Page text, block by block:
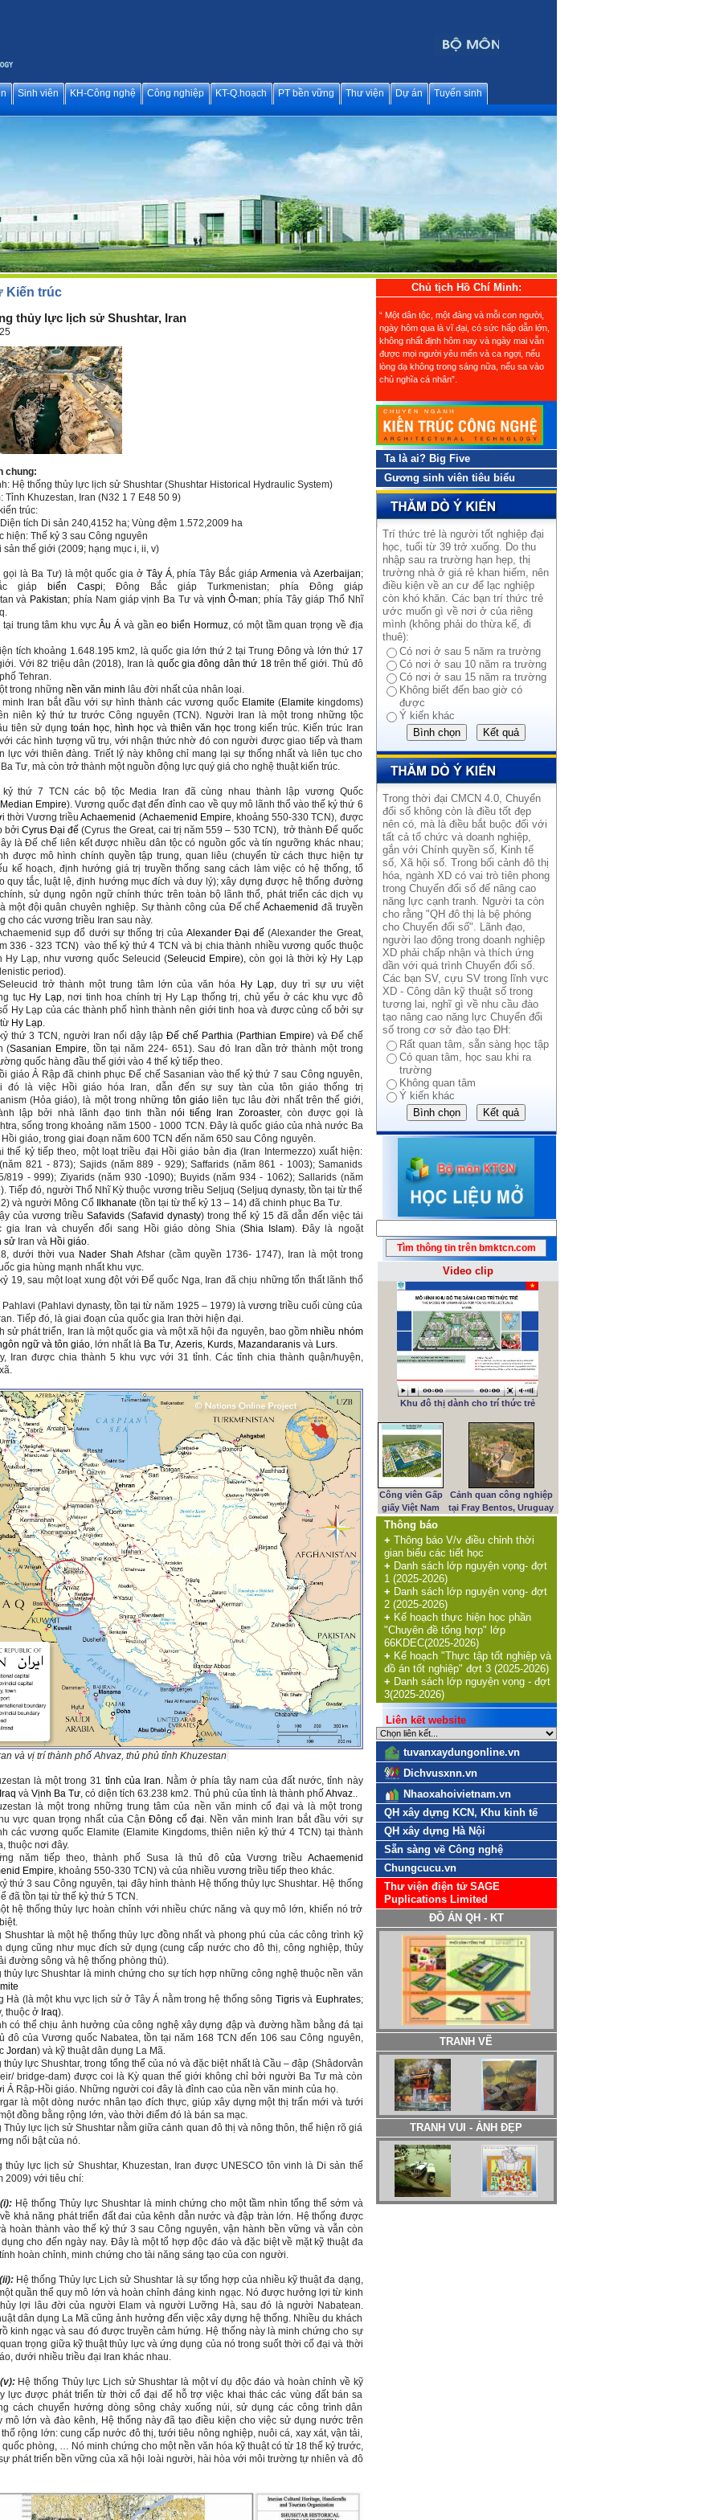
Sinh viên KH-Công nghệ Công nghiệp KT-Q.hoạch PT bền vững Thư viện Dự án Tuyển sinh
Kiến trúc
thủy lực lịch sử Shushtar, Iran
chung:
Hệ thống thủy lực lịch sử Shushtar (Shushtar Historical Hydraulic System)
Tỉnh Khuzestan, Iran (N32 1 7 E48 50 9)
trúc:
Diện tích Di sản 240,4152 ha; Vùng đệm 1.572,2009 ha
hiện: Thế kỷ 3 sau Công nguyên
sản thế giới (2009; hạng mục i, ii, v)
gọi là Ba Tư) là một quốc gia ở Tây Á, phía Tây Bắc giáp Armeniavà Azerbaijan;
giáp biển Caspi; Đông Bắc giáp Turkmenistan; phía Đông giáp
và Pakistan; phía Nam giáp vịnh Ba Tư vàvịnh Ô-man; phía Tây giáp Thổ Nhĩ
tại trung tâm khu vựcÂu Á và gần eo biển Hormuz, có một tầm quan trọng về địa
tích khoảng 1.648.195 km2, là quốc gia lớn thứ 2 tại Trung Đông và lớn thứ 17
Với 82 triệu dân (2018), Iran là quốc gia đông dân thứ 18trên thế giới. Thủ đô
Tehran.
trong những nền văn minh lâu đời nhất của nhân loại.
minh Iran bắt đầu với sự hình thành các vương quốc Elamite (Elamite kingdoms)
niên kỷ thứ tư trước Công nguyên (TCN). Người Iran là một trong những tộc
tiên sử dụng toán học, hình họcvàthiên văn học trong kiến ​​trúc. Kiến trúc Iran
các hình tượng vũ trụ, với nhận thức nhờ đó con người được giao tiếp và tham
lực với thiên đàng. Triết lý này không chỉ mang lại sự thống nhất và liên tục cho
Ba Tư, mà còn trở thành một nguồn động lực quý giá cho nghệ thuật kiến trúc.
kỷ thứ 7 TCN các bộ tộc Media Iran đã cùng nhau thành lập vương Quốc
Median Empire). Vương quốc đạt đến đỉnh cao về quy mô lãnh thổ vào thế kỷ thứ 6
thời Vương triềuAchaemenid (Achaemenid Empire, khoảng 550-330 TCN), được
bởi Cyrus Đại đế (Cyrus the Great, cai trị năm 559 – 530 TCN), trở thành Đế quốc
là Đế chế liên kết được nhiều dân tộc có nguồn gốc và tín ngưỡng khác nhau;
được mô hình chính quyền tập trung, quan liêu (chuyển từ cách thực hiện tự
kế hoạch, định hướng giá trị truyền thống sang cách làm việc có hệ thống, tổ
quy tắc, luật lệ, định hướng mục đích và duy lý); xây dựng được hệ thống đường
sử dụng ngôn ngữ chính thức trên toàn bộ lãnh thổ, phát triển các dịch vụ
một đội quân chuyên nghiệp. Sự thành công của Đế chế Achaemenid đã truyền
cho các vương triều Iran sau này.
sụp đổ dưới sự thống trị của Alexander Đại đế (Alexander the Great,
336 - 323 TCN) vào thế kỷ thứ 4 TCN và bị chia thành nhiều vương quốc thuộc
Hy Lạp, như vương quốc Seleucid (Seleucid Empire), còn gọi là thời kỳ Hy Lạp
period).
trở thành một trung tâm lớn của văn hóa Hy Lạp, duy trì sự ưu việt
tục Hy Lạp, nơi tinh hoa chính trị Hy Lạp thống trị, chủ yếu ở các khu vực đô
Hy Lạp của các thành phố hình thành nên giới tinh hoa và được củng cố bởi sự
Hy Lạp.
thứ 3 TCN, người Iran nổi dậy lập Đế chế Parthia(Parthian Empire) và Đế chế
(Sasanian Empire, tồn tại năm 224- 651). Sau đó Iran dần trở thành một trong
quốc hàng đầu thế giới vào 4 thế kỷ tiếp theo.
giáo Ả Rập đã chinh phục Đế chế Sasanian vào thế kỷ thứ 7 sau Công nguyên,
đó là việc Hồi giáo hóa Iran, dẫn đến sự suy tàn của tôn giáo thống trị
(Hỏa giáo), là một trong những tôn giáo liên tục lâu đời nhất trên thế giới,
lập bởi nhà lãnh đạo tinh thần nói tiếng Iran Zoroaster, còn được gọi là
sống trong khoảng năm 1500 - 1000 TCN. Đây là quốc giáo của nhà nước Ba
giáo, trong giai đoạn năm 600 TCN đến năm 650 sau Công nguyên.
thế kỷ tiếp theo, một loạt triều đại Hồi giáo bản địa (Iran Intermezzo) xuất hiện:
821 - 873); Sajids (năm 889 - 929); Saffarids (năm 861 - 1003); Samanids
819 - 999); Ziyarids (năm 930 -1090); Buyids (năm 934 - 1062); Sallarids (năm
Tiếp đó, người Thổ Nhĩ Kỳ thuộc vương triều Seljuq (Seljuq dynasty, tồn tại từ thế
và người Mông Cổ
Ilkhanate (tồn tại từ thế kỷ 13 – 14) đã chinh phục Ba Tư.
của vương triềuSafavids (Safavid dynasty) trong thế kỷ 15 đã dẫn đến việc tái
gia Iran và chuyển đổi sang Hồi giáo dòng Shia (Shia Islam). Đây là ngoặt
sửIran và Hồi giáo.
dưới thời vua Nader Shah Afshar (cầm quyền 1736- 1747), Iran là một trong
gia hùng mạnh nhất khu vực.
19, sau một loạt xung đột với Đế quốc Nga, Iran đã chịu những tổn thất lãnh thổ
Pahlavi (Pahlavi dynasty, tồn tại từ năm 1925 – 1979) là vương triều cuối cùng của
Tiếp đó, là giai đoạn của quốc gia Iran thời hiện đại.
sử phát triển, Iran là một quốc gia và một xã hội đa nguyên, bao gồmnhiều nhóm
ngữ và tôn giáo, lớn nhất là Ba Tư, Azeris, Kurds, Mazandaranisvà Lurs.
Iran được chia thành 5 khu vực với 31 tỉnh. Các tỉnh chia thành quận/huyện,
và vị trí thành phố Ahvaz, thủ phủ tỉnh Khuzestan
​​là một trong 31 tỉnh của Iran. Nằm ở phía tây nam của đất nước, tỉnh này
Iraq và Vịnh Ba Tư, có diện tích 63.238 km2. Thủ phủ của tỉnh là thành phốAhvaz..
là một trong những trung tâm của nền văn minh cổ đại và là một trong
vực quan trọng nhất của CậnĐông cổ đại. Nền văn minh Iran bắt đầu với sự
các vương quốc Elamite (Elamite Kingdoms, thiên niên kỷ thứ 4 TCN) tại thành
thuộc nơi đây.
năm tiếp theo, thành phố Susa là thủ đôcủaVương triều Achaemenid
Empire, khoảng 550-330 TCN)và của nhiều vương triều tiếp theo khác.
thứ 3 sau Công nguyên, tại đây hình thành Hệ thống thủy lực Shushtar. Hệ thống
đã tồn tại từ thế kỷ thứ 5 TCN .
hệ thống thủy lực hoàn chỉnh với nhiều chức năng và quy mô lớn, khiến nó trở
Shushtar là một hệ thống thủy lực đồng nhấtvà phong phú của các công trình kỹ
dụng cũng như mục đích sử dụng (cung cấp nước cho đô thị, công nghiệp, thủy
đường sông và hệ thống phòng thủ).
thủy lực Shushtar là minh chứngcho sự tích hợp những công nghệ thuộc nền văn
Hà (là một khu vực lịch sử ở Tây Á nằm trong hệ thống sông Tigrisvà Euphrates;
thuộc ở Iraq).
có thể chịu ảnh hưởng của công nghệ xây dựng đập và đường hầm bằng đá tại
đô của Vương quốc Nabatea, tồn tại năm 168 TCN đến 106 sau Công nguyên,
Jordan) và kỹ thuật dân dụng La Mã.
thủy lực Shushtar, trong tổng thể của nó và đặc biệt nhất là Cầu – đập (Shâdorvân
bridge-dam) được coi là Kỳ quan thế giới không chỉ bởi người Ba Tư mà còn
Ả Rập-Hồi giáo. Những người coi đây là đỉnh cao của nền văn minh của họ.
là một dòng nước nhân tạo đích thực, giúp xây dựng một thị trấn mới và tưới
đồng bằng rộng lớn, vào thời điểm đó là bán sa mạc.
Thủy lực lịch sử Shushtar nằm giữa cảnh quan đô thị và nông thôn, thể hiện rõ giá
nổi bật của nó.
thủy lực lịch sử Shushtar, Khuzestan, Iran được UNESCO tôn vinh là Di sản thế
2009) với tiêu chí:
Hệ thống Thủy lực Shushtar là minh chứng cho một tầm nhìn tổng thể sớm và
khả năng phát triển đất đai của kênh dẫn nước và đập tràn lớn. Hệ thống được
hoàn thành vào thế kỷ thứ 3 sau Công nguyên, vận hành bền vững và vẫn còn
cho đến ngày nay. Đây là một tổ hợp độc đáo và đặc biệt về mặt kỹ thuật đa
hoàn chỉnh, minh chứng cho tài năng sáng tạo của con người.
Hệ thống Thủy lực Lịch sử Shushtar là sự tổng hợp của nhiều kỹ thuật đa dạng,
quần thể quy mô lớn và hoàn chỉnh đáng kinh ngạc. Nó được hưởng lợi từ kinh
lợi lâu đời của người Elam và người Lưỡng Hà, sau đó là người Nabatean.
dân dụng La Mã cũng ảnh hưởng đến việc xây dựng hệ thống. Nhiều du khách
kinh ngạc và sau đó được truyền cảm hứng. Hệ thống này là minh chứng cho sự
trọng giữa kỹ thuật thủy lực và ứng dụng của nó trong suốt thời cổ đại và thời
dưới nhiều triều đại Iran khác nhau.
Hệ thống Thủy lực Lịch sử Shushtar là một ví dụ độc đáo và hoàn chỉnh về kỹ
lực được phát triển từ thời cổ đại để hỗ trợ việc khai thác các vùng đất bán sa
cách chuyển hướng dòng sông chảy xuống núi, sử dụng các công trình dân
mô lớn và đào kênh, Hệ thống này đã tạo điều kiện cho việc sử dụng nước trên
rộng lớn: cung cấp nước đô thị, tưới tiêu nông nghiệp, nuôi cá, xay xát, vận tải,
quốc phòng, … Nó minh chứng cho một nền văn hóa kỹ thuật có từ 18thế kỷ trước,
phát triển bền vững của xã hội loài người, hài hòa với môi trường tự nhiên và đô
Chủ tịch Hồ Chí Minh:
“ Một dân tộc, một đảng và mỗi con người,
ngày hôm qua là vĩ đại, có sức hấp dẫn lớn,
không nhất định hôm nay và ngày mai vẫn
được mọi người yêu mến và ca ngợi, nếu
lòng dạ không trong sáng nữa, nếu sa vào
chủ nghĩa cá nhân”.
Ta là ai? Big Five
Gương sinh viên tiêu biểu
Trí thức trẻ là người tốt nghiệp đại
học, tuổi từ 39 trở xuống. Do thu
nhập sau ra trường hạn hẹp, thị
trường nhà ở giá rẻ khan hiếm, nên
điều kiện về an cư để lạc nghiệp
còn khó khăn. Các bạn trí thức trẻ
ước muốn gì về nơi ở của riêng
mình (không phải do thừa kế, đi
thuê):
Có nơi ở sau 5 năm ra trường
Có nơi ở sau 10 năm ra trường
Có nơi ở sau 15 năm ra trường
Không biết đến bao giờ có
được
Ý kiến khác
Trong thời đại CMCN 4.0, Chuyển
đổi số không còn là điều tốt đẹp
nên có, mà là điều bắt buộc đối với
tất cả tổ chức và doanh nghiệp,
gắn với Chính quyền số, Kinh tế
số, Xã hội số. Trong bối cảnh đô thị
hóa, ngành XD có vai trò tiên phong
trong Chuyển đổi số đế nâng cao
năng lực cạnh tranh. Người ta còn
cho rằng "QH đô thị là bệ phóng
cho Chuyển đổi số". Lãnh đạo,
người lao động trong doanh nghiệp
XD phải chấp nhận và thích ứng
dần với quá trình Chuyển đổi số.
Các bạn SV, cựu SV trong lĩnh vực
XD - Công dân kỹ thuật số trong
tương lai, nghĩ gì về nhu cầu đào
tạo nâng cao năng lực Chuyển đổi
số trong cơ sở đào tạo ĐH:
Rất quan tâm, sẵn sàng học tập
Có quan tâm, học sau khi ra
trường
Không quan tâm
Ý kiến khác
Video clip
Khu đô thị dành cho trí thức trẻ
Công viên Gấp
giấy Việt Nam
Cảnh quan công nghiệp
tại Fray Bentos, Uruguay
Thông báo
+ Thông báo V/v điều chỉnh thời
gian biểu các tiết học
+ Danh sách lớp nguyện vọng- đợt
1 (2025-2026)
+ Danh sách lớp nguyện vọng- đợt
2 (2025-2026)
+ Kế hoạch thực hiện học phần
"Chuyên đề tổng hợp" lớp
66KDEC(2025-2026)
+ Kế hoạch "Thực tập tốt nghiệp và
đồ án tốt nghiệp" đợt 3 (2025-2026)
+ Danh sách lớp nguyện vọng - đợt
3(2025-2026)
Liên kết website
tuvanxaydungonline.vn
Dichvusxnn.vn
Nhaoxahoivietnam.vn
QH xây dựng KCN, Khu kinh tế
QH xây dựng Hà Nội
Sẵn sàng về Công nghệ
Chungcucu.vn
Thư viện điện tử SAGE
Puplications Limited
ĐỒ ÁN QH - KT
TRANH VẼ
TRANH VUI - ẢNH ĐẸP